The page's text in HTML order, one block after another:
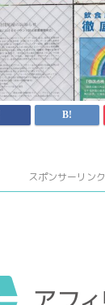
スポンサーリンク